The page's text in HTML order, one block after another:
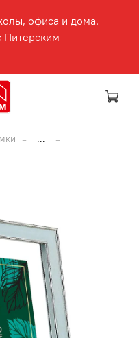
офиса и дома.
Питерским
...